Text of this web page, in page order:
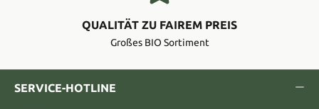
QUALITÄT ZU FAIREM PREIS
Großes BIO Sortiment
SERVICE-HOTLINE